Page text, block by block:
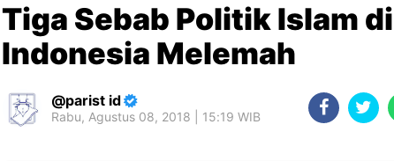
Tiga Sebab Politik Islam di
Indonesia Melemah
parist id
Rabu, Agustus 08, 2018 | 15:19 WIB